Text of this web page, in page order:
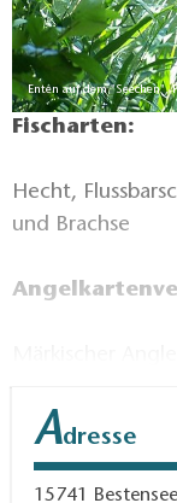
Enten auf dem "Seechen",
Fischarten:
Hecht,
und Brachse
Märkischer
15741
Adresse
15741 Bestensee